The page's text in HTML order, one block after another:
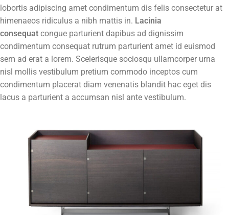
lobortis adipiscing amet condimentum dis felis consectetur at
himenaeos ridiculus a nibh mattis in. Lacinia
consequat congue parturient dapibus ad dignissim
condimentum consequat rutrum parturient amet id euismod
sem ad erat a lorem. Scelerisque sociosqu ullamcorper urna
nisl mollis vestibulum pretium commodo inceptos cum
condimentum placerat diam venenatis blandit hac eget dis
lacus a parturient a accumsan nisl ante vestibulum.